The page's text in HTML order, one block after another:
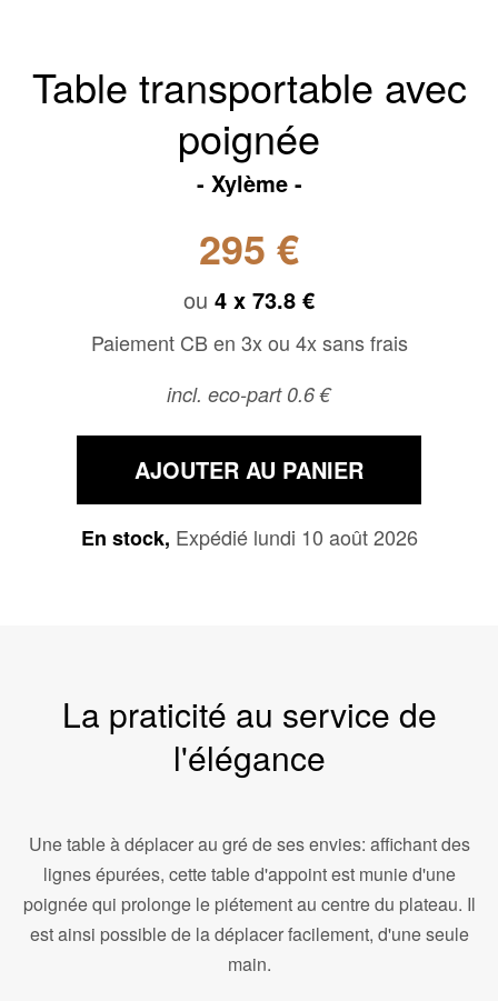
Table transportable avec
poignée
Xylème
295 €
ou 4 x 73.8 €
Paiement CB en 3x ou 4x sans frais
incl. eco-part 0.6 €
AJOUTER AU PANIER
En stock, Expédié lundi 10 août 2026
La praticité au service de
l'élégance
Une table à déplacer au gré de ses envies: affichant des
lignes épurées, cette table d'appoint est munie d'une
poignée qui prolonge le piétement au centre du plateau. Il
est ainsi possible de la déplacer facilement, d'une seule
main.